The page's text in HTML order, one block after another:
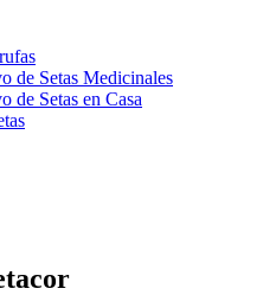
de Setas Medicinales
de Setas en Casa